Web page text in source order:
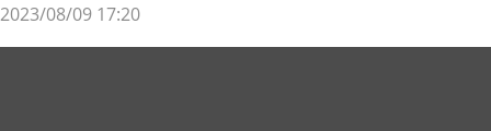
2023/08/09 17:20